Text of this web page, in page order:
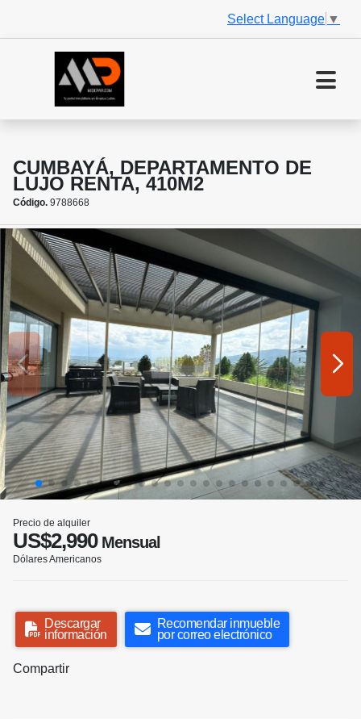
Select Language ▼
CUMBAYÁ, DEPARTAMENTO DE
LUJO RENTA, 410M2
Código. 9788668
Precio de alquiler
US$2,990Mensual
Dólares Americanos
Descargar
información
Recomendar inmueble
por correo electrónico
Compartir